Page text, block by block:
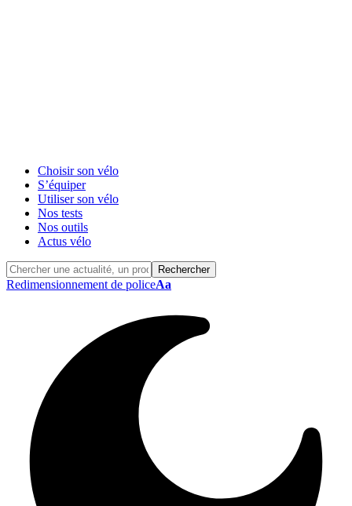
Choisir son vélo
S’équiper
Utiliser son vélo
Nos tests
Nos outils
Actus vélo
Redimensionnement de policeAa